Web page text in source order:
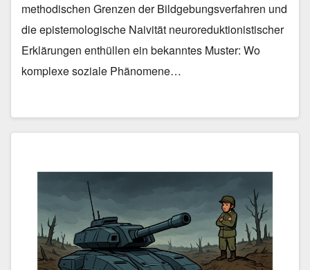
methodischen Grenzen der Bildgebungsverfahren und
die epistemologische Naivität neuroreduktionistischer
Erklärungen enthüllen ein bekanntes Muster: Wo
komplexe soziale Phänomene…